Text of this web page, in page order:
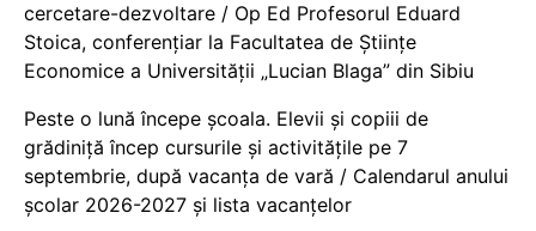
cercetare-dezvoltare / Op Ed Profesorul Eduard
Stoica, conferențiar la Facultatea de Științe
Economice a Universității „Lucian Blaga” din Sibiu
Peste o lună începe școala. Elevii și copiii de
grădiniță încep cursurile și activitățile pe 7
septembrie, după vacanța de vară / Calendarul anului
școlar 2026-2027 și lista vacanțelor